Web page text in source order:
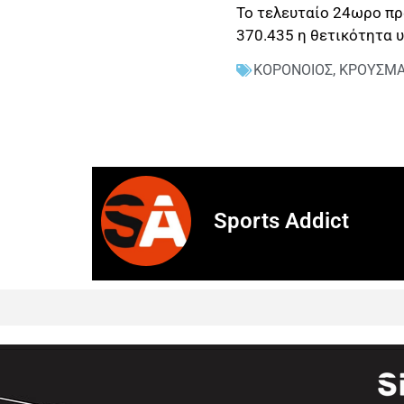
Το τελευταίο 24ωρο
370.435 η θετικότητα
ΚΟΡΟΝΟΙΟΣ,
Sports Addict